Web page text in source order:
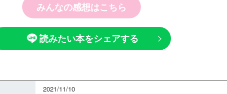
みんなの感想はこちら
読みたい本をシェアする
2021/11/10
探偵チームＫＺ事件
ノート つぶやく死
霊は知っている
怪盗クイーンはサー
カスがお好き ゲー
ムブック
探偵チームＫＺ事件
ノート １～１０巻
合本版